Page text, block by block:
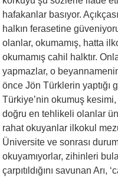
hafakanlar basıyor.
halkın ferasetine
olanlar, okumamış, hatta
okumamış cahil halktır.
yapmazlar, o
önce Jön Türklerin yaptığı
Türkiye’nin okumuş
doğru en tehlikeli olanlar
rahat okuyanlar ilkokul
Üniversite ve sonrası
okuyamıyorlar, zihinleri
çarpıtıldığını savunan Arı,